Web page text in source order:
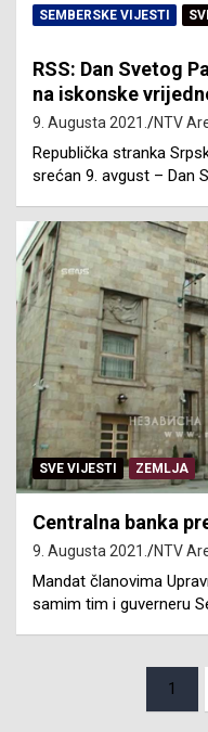
SEMBERSKE VIJESTI
RSS: Dan Svetog
na iskonske
9. Augusta 2021. NTV
Republička stranka
srećan 9. avgust – Dan
SVE VIJESTI ZEMLJA
Centralna banka
9. Augusta 2021. NTV
Mandat članovima
samim tim i guverneru
1